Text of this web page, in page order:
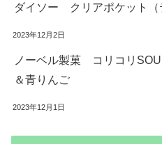
ダイソー クリアポケット（
2023年12月2日
ノーベル製菓 コリコリ
＆青りんご
2023年12月1日